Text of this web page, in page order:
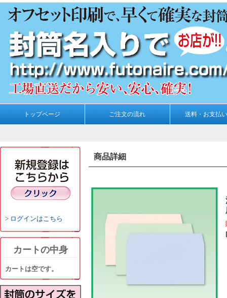
トップページ ご注文の流れ 送料・お支払
ログインはこちら
カートの中身
カートは空です。
商品詳細